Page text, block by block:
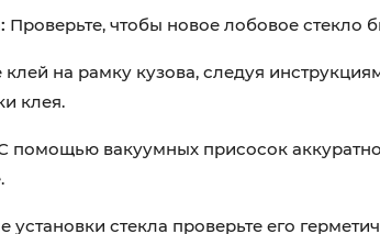
Проверьте, чтобы новое лобовое
клей на рамку кузова, следуя
клея.
помощью вакуумных присосок
установки стекла проверьте его